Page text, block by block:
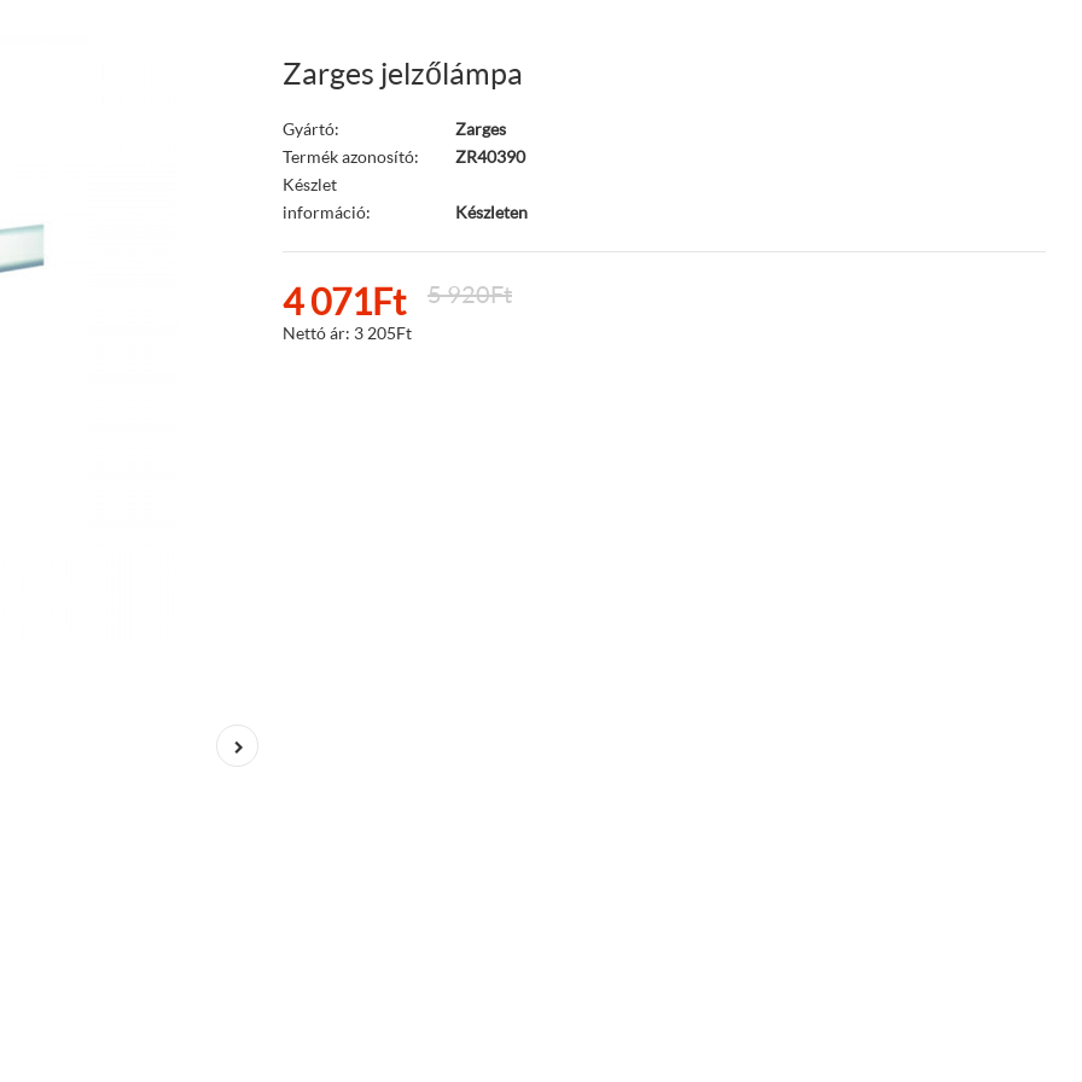
Zarges jelzőlámpa
Gyártó:
Zarges
Termék azonosító:
ZR40390
Készlet
információ:
Készleten
4 071Ft 5 920Ft
Nettó ár: 3 205Ft